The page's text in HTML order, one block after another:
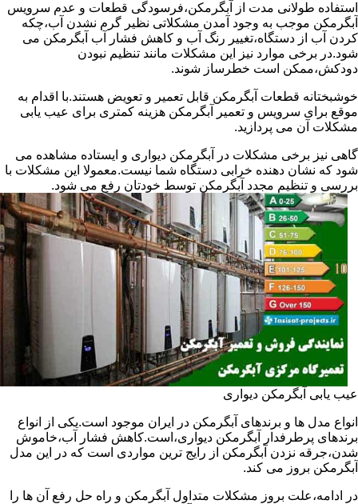
استفاده طولانی مدت از آبگرمکن،فرسودگی قطعات و عدم سرویس
آبگرمکن موجب به وجود آمدن مشکلاتی نظیر گرم نشدن آب،چکه
کردن آب از دستگاه،تغییر رنگ آب و کاهش فشار آب آبگرمکن می
شود.در برخی موارد نیز این مشکلات مانند تنظیم نبودن
دودکش،ممکن است خطرساز شوند.
خوشبختانه قطعات آبگرمکن قابل تعمیر و تعویض هستند.با اقدام به
موقع برای سرویس و تعمیر آبگرمکن هزینه کمتری برای عیب یابی
مشکلات آن می پردازید.
گاهی نیز برخی مشکلات در آبگرمکن دیواری و ایستاده مشاهده می
شود که نشان دهنده خرابی دستگاه شما نیست.معمولا این مشکلات با
بررسی و تنظیم مجدد آبگرمکن توسط خودتان رفع می شود.
عیب یابی آبگرمکن دیواری
انواع مدل ها و برندهای آبگرمکن در ایران موجود است.یکی از انواع
برندهای پرطرفدار آبگرمکن دیواری،است.کاهش فشار آب،خاموش
شدن،جرقه نزدن آبگرمکن از رایج ترین مواردی است که در این مدل
آبگرمکن بروز می کند.
در ادامه،علت بروز مشکلات متداول آبگرمکن و راه حل رفع آن ها را